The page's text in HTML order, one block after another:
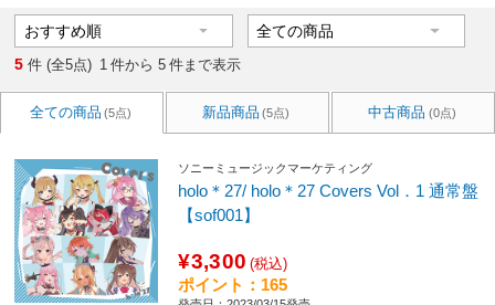
5 件 (全5点) 1 件から 5 件まで表示
全ての商品 (5点) 新品商品 (5点) 中古商品 (0点)
ソニーミュージックマーケティング
holo＊27/ holo＊27 Covers Vol．1 通常盤
【sof001】
¥3,300 (税込)
ポイント：165